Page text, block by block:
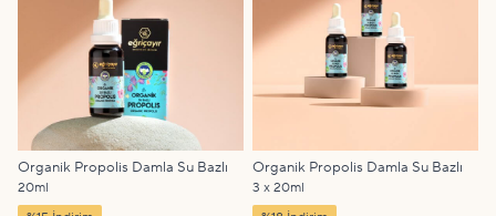
Organik Propolis Damla Su Bazlı
20ml
Organik Propolis Damla Su Bazlı
3 x 20ml